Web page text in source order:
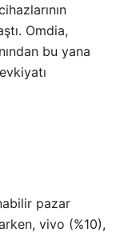
Omdia,
bu yana
pazar
vivo (%10),